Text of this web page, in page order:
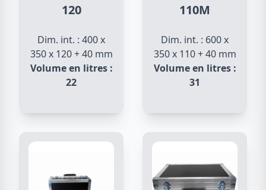
120
Dim. int. : 400 x
350 x 120 + 40 mm
Volume en litres :
22
110M
Dim. int. : 600 x
350 x 110 + 40 mm
Volume en litres :
31